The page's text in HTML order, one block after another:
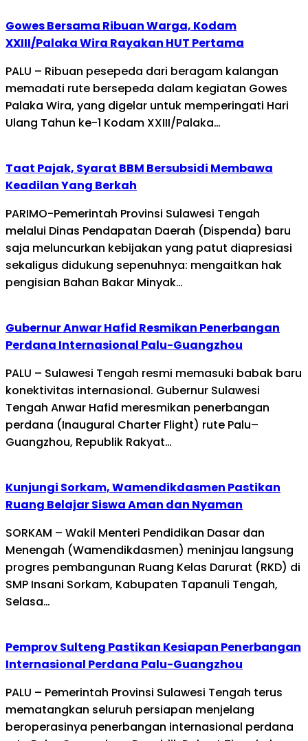
Gowes Bersama Ribuan Warga, Kodam
XXIII/Palaka Wira Rayakan HUT Pertama
PALU – Ribuan pesepeda dari beragam kalangan
memadati rute bersepeda dalam kegiatan Gowes
Palaka Wira, yang digelar untuk memperingati Hari
Ulang Tahun ke-1 Kodam XXIII/Palaka…
Taat Pajak, Syarat BBM Bersubsidi Membawa
Keadilan Yang Berkah
PARIMO-Pemerintah Provinsi Sulawesi Tengah
melalui Dinas Pendapatan Daerah (Dispenda) baru
saja meluncurkan kebijakan yang patut diapresiasi
sekaligus didukung sepenuhnya: mengaitkan hak
pengisian Bahan Bakar Minyak…
Gubernur Anwar Hafid Resmikan Penerbangan
Perdana Internasional Palu-Guangzhou
PALU – Sulawesi Tengah resmi memasuki babak baru
konektivitas internasional. Gubernur Sulawesi
Tengah Anwar Hafid meresmikan penerbangan
perdana (Inaugural Charter Flight) rute Palu–
Guangzhou, Republik Rakyat…
Kunjungi Sorkam, Wamendikdasmen Pastikan
Ruang Belajar Siswa Aman dan Nyaman
SORKAM – Wakil Menteri Pendidikan Dasar dan
Menengah (Wamendikdasmen) meninjau langsung
progres pembangunan Ruang Kelas Darurat (RKD) di
SMP Insani Sorkam, Kabupaten Tapanuli Tengah,
Selasa…
Pemprov Sulteng Pastikan Kesiapan Penerbangan
Internasional Perdana Palu-Guangzhou
PALU – Pemerintah Provinsi Sulawesi Tengah terus
mematangkan seluruh persiapan menjelang
beroperasinya penerbangan internasional perdana